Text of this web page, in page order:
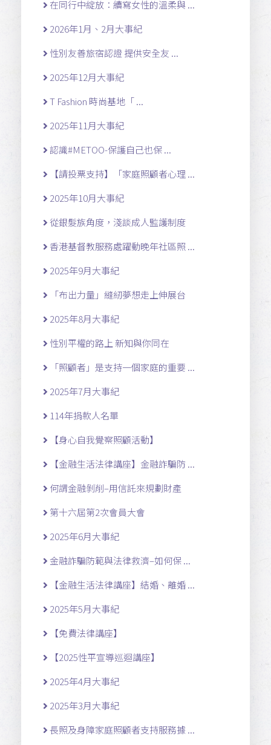
在同行中綻放：續寫女性的溫柔與 ...
2026年1月、2月大事紀
性別友善旅宿認證 提供安全友 ...
2025年12月大事紀
T Fashion 時尚基地「 ...
2025年11月大事紀
認識#METOO-保護自己也保 ...
【請投票支持】「家庭照顧者心理 ...
2025年10月大事紀
從銀髮族角度，淺談成人監護制度
香港基督教服務處躍動晚年社區照 ...
2025年9月大事紀
「布出力量」縫紉夢想走上伸展台
2025年8月大事紀
性別平權的路上 新知與你同在
「照顧者」是支持一個家庭的重要 ...
2025年7月大事紀
114年捐款人名單
【身心自我覺察照顧活動】
【金融生活法律講座】金融詐騙防 ...
何謂金融剝削–用信託來規劃財產
第十六屆第2次會員大會
2025年6月大事紀
金融詐騙防範與法律救濟–如何保 ...
【金融生活法律講座】結婚、離婚 ...
2025年5月大事紀
【免費法律講座】
【2025性平宣導巡迴講座】
2025年4月大事紀
2025年3月大事紀
長照及身障家庭照顧者支持服務據 ...